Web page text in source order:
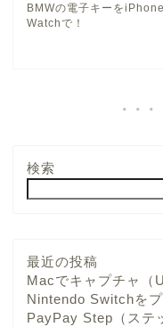
BMWの電子キーを
Watchで！
検索
最近の投稿
Macでキャプチャ（
Nintendo Switchをプ
PayPay Step（ステ